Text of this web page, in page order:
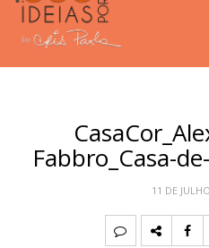
Fabbro_Casa-
11 DE